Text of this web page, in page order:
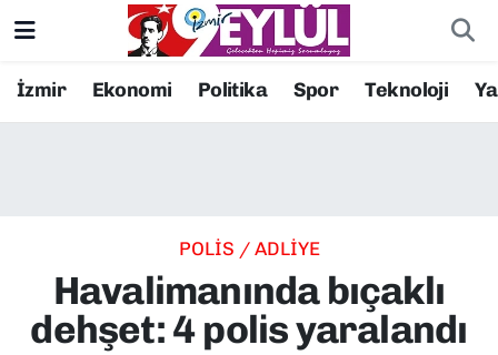
İzmir Ekonomi Politika Spor Teknoloji
POLİS / ADLİYE
Havalimanında bıçaklı
dehşet: 4 polis yaralandı
Resmi İlanlar
EKONOMİ
Konak Nöbetçi Eczaneler
Süper Lig Puan Durumu ve Fikstür
Tüm Manşetler